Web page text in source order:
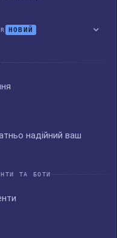
НОВИЙ
надійний ваш
ТА БОТИ